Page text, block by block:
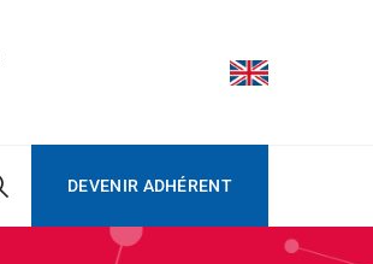
DEVENIR ADHÉRENT